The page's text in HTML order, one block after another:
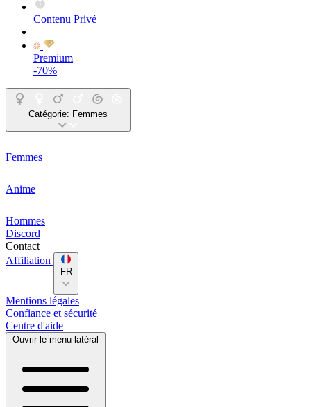
Contenu Privé
Premium
-70%
Catégorie: Femmes
Femmes
Anime
Hommes
Discord
Contact
Affiliation
FR
Mentions légales
Confiance et sécurité
Centre d'aide
Ouvrir le menu latéral